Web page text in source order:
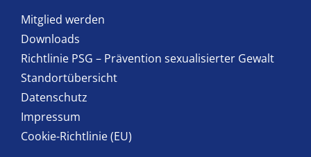
Mitglied werden
Downloads
Richtlinie PSG – Prävention sexualisierter Gewalt
Standortübersicht
Datenschutz
Impressum
Cookie-Richtlinie (EU)